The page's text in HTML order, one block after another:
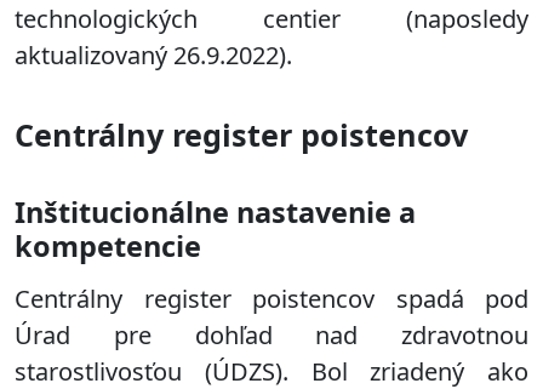
technologických centier (naposledy
aktualizovaný 26.9.2022).
Centrálny register poistencov
Inštitucionálne nastavenie a
kompetencie
Centrálny register poistencov spadá pod
Úrad pre dohľad nad zdravotnou
starostlivosťou (ÚDZS). Bol zriadený ako